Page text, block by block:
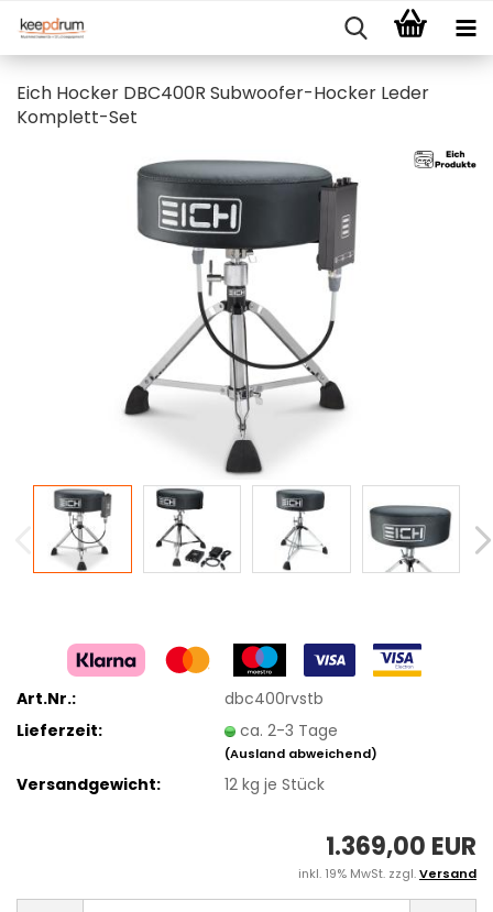
Eich Hocker DBC400R Subwoofer-Hocker Leder
Komplett-Set
Art.Nr.:
dbc400rvstb
Lieferzeit:
ca. 2-3 Tage
(Ausland abweichend)
Versandgewicht: 12 kg je Stück
1.369,00 EUR
inkl. 19% MwSt. zzgl.Versand